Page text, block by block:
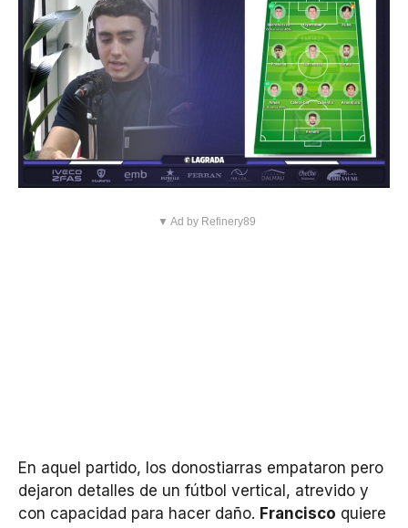
▼ Ad by Refinery89
En aquel partido, los donostiarras empataron pero
dejaron detalles de un fútbol vertical, atrevido y
con capacidad para hacer daño. Francisco quiere